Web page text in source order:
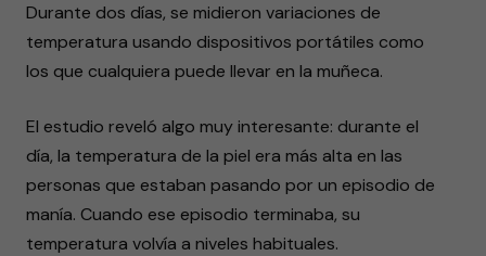
Durante dos días, se midieron variaciones de
temperatura usando dispositivos portátiles como
los que cualquiera puede llevar en la muñeca.
El estudio reveló algo muy interesante: durante el
día, la temperatura de la piel era más alta en las
personas que estaban pasando por un episodio de
manía. Cuando ese episodio terminaba, su
temperatura volvía a niveles habituales.